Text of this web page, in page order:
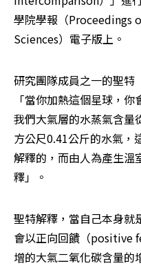
學院學報（Proceedings
Sciences）電子版上。
研究團隊成員之一的聖特
「當你加熱這個星球，
我們大氣層的水蒸氣含量
方公尺0.41公斤的水氣，
解釋的，而由人為產生溫
釋」。
聖特解釋，當自己本身就
會以正向回饋（positive
增的大氣二氧化碳含量的